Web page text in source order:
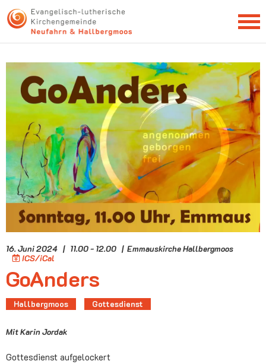
NEWSLETTER
16. Juni 2024 | 11.00 - 12.00 | Emmauskirche Hallbergmoos
ICS/iCal
GoAnders
Hallbergmoos Gottesdienst
Mit Karin Jordak
Gottesdienst aufgelockert